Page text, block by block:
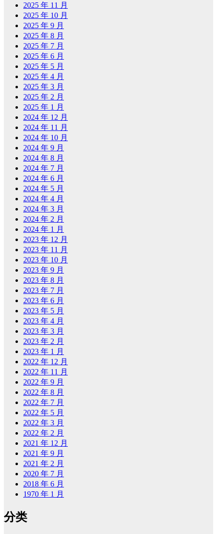
2025 年 11 月
2025 年 10 月
2025 年 9 月
2025 年 8 月
2025 年 7 月
2025 年 6 月
2025 年 5 月
2025 年 4 月
2025 年 3 月
2025 年 2 月
2025 年 1 月
2024 年 12 月
2024 年 11 月
2024 年 10 月
2024 年 9 月
2024 年 8 月
2024 年 7 月
2024 年 6 月
2024 年 5 月
2024 年 4 月
2024 年 3 月
2024 年 2 月
2024 年 1 月
2023 年 12 月
2023 年 11 月
2023 年 10 月
2023 年 9 月
2023 年 8 月
2023 年 7 月
2023 年 6 月
2023 年 5 月
2023 年 4 月
2023 年 3 月
2023 年 2 月
2023 年 1 月
2022 年 12 月
2022 年 11 月
2022 年 9 月
2022 年 8 月
2022 年 7 月
2022 年 5 月
2022 年 3 月
2022 年 2 月
2021 年 12 月
2021 年 9 月
2021 年 2 月
2020 年 7 月
2018 年 6 月
1970 年 1 月
分类